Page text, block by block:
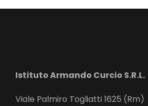
Istituto Armando Curcio S.R.L.
Viale Palmiro Togliatti 1625 (Rm)